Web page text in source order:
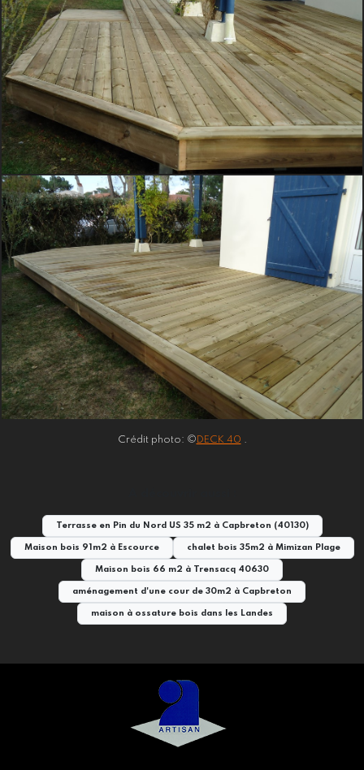
Crédit photo: © DECK 40 .
Terrasse en Pin du Nord US 35 m2 à Capbreton (40130)
Maison bois 91m2 à Escource chalet bois 35m2 à Mimizan Plage
Maison bois 66 m2 à Trensacq 40630
aménagement d'une cour de 30m2 à Capbreton
maison à ossature bois dans les Landes